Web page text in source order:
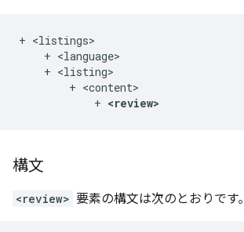
+ <listings>
    + <language>
    + <listing>
        + <content>
            +
<review>
構文
<review> 要素の構文は次のとおりです。